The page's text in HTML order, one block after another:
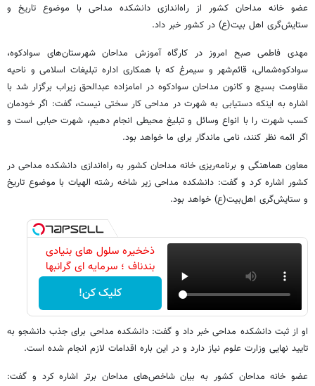
عضو خانه مداحان کشور از راه‌اندازی دانشکده مداحی با موضوع تاریخ و
ستایش‌گری اهل بیت(ع) در کشور خبر داد.
مهدی فاطمی صبح امروز در کارگاه آموزش مداحان شهرستان‌های سوادکوه،
سوادکوه‌شمالی، قائم‌شهر و سیمرغ که با همکاری اداره تبلیغات اسلامی و ناحیه
مقاومت بسیج و کانون مداحان سوادکوه در امامزاده عبدالحق زیراب برگزار شد با
اشاره به اینکه دستیابی به شهرت در مداحی کار سختی نیست، گفت: اگر خودمان
کسب شهرت را با انواع وسائل و تبلیغ محیطی انجام دهیم، شهرت حبابی است و
اگر ائمه نظر کنند، نامی ماندگار برای ما خواهد بود.
معاون هماهنگی و برنامه‌ریزی خانه مداحان کشور به راه‌اندازی دانشکده مداحی در
کشور اشاره کرد و گفت: دانشکده مداحی زیر شاخه رشته الهیات با موضوع تاریخ
و ستایش‌گری اهل‌بیت(ع) خواهد بود.
ذخخیره سلول های بنیادی
بندناف ؛ سرمایه ای گرانبها
کلیک کن!
او از ثبت دانشکده مداحی خبر داد و گفت: دانشکده مداحی برای جذب دانشجو به
تایید نهایی وزارت علوم نیاز دارد و در این باره اقدامات لازم انجام شده است.
عضو خانه مداحان کشور به بیان شاخص‌های مداحان برتر اشاره کرد و گفت: